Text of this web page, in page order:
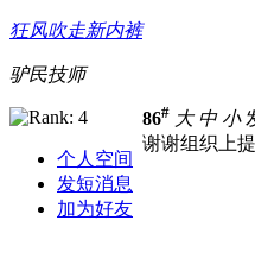
狂风吹走新内裤
驴民技师
个人空间
发短消息
加为好友
86# 大 中 小
谢谢组织上